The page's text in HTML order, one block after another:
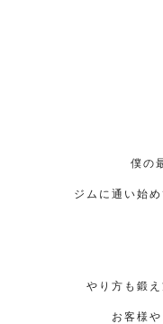
僕の
ジムに通い始
やり方も鍛
お客様